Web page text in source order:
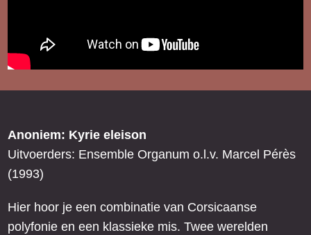
Anoniem: Kyrie eleison
Uitvoerders: Ensemble Organum o.l.v. Marcel Pérès
(1993)
Hier hoor je een combinatie van Corsicaanse
polyfonie en een klassieke mis. Twee werelden